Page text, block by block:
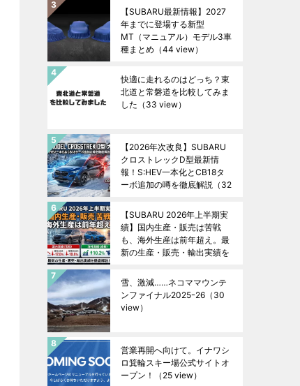
【SUBARU最新情報】2027
年までに登場する新型
MT（マニュアル）モデル3車
種まとめ （44 view）
快適に走れるのはどっち？東
北道と常磐道を比較してみま
した （33 view）
【2026年次改良】SUBARU
クロストレックD型最新情
報！S:HEV一本化とCB18タ
ーボ追加の噂を徹底解説 （32
【SUBARU 2026年上半期実
績】国内生産・販売は苦戦
も、海外生産は前年超え。最
新の生産・販売・輸出実績を
雪、激減……ネコママウンテ
ンファイナル2025ｰ26 （30
view）
営業再開へ向けて。イナワシ
ロ箕輪スキー場公式サイトオ
ープン！
（25 view）